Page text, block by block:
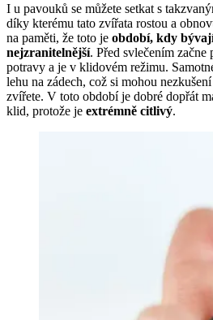
I u pavouků se můžete setkat s
díky kterému tato zvířata rostou a
na paměti, že toto je období, kdy
nejzranitelnější. Před svlečením
potravy a je v klidovém režimu.
lehu na zádech, což si mohou
zvířete. V toto období je dobré dopřát
klid, protože je extrémně citlivý.